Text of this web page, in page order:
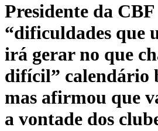
Presidente da
“dificuldades que
irá gerar no que
difícil” calendário
mas afirmou que
a vontade dos